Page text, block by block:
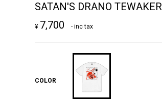
SATAN'S DRANO
¥ 7,700 - inc tax
COLOR